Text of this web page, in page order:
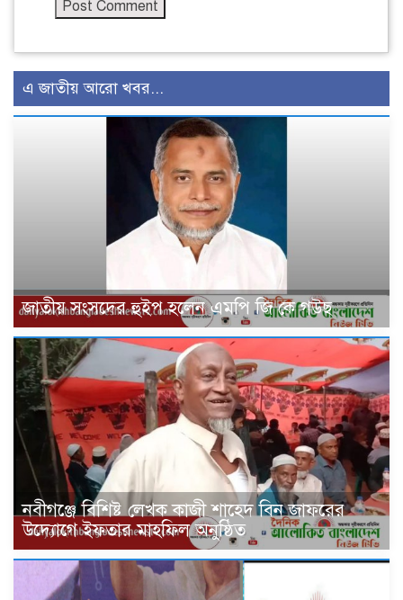
এ জাতীয় আরো খবর...
জাতীয় সংসদের হুইপ হলেন এমপি জি কে গউছ
নবীগঞ্জে বিশিষ্ট লেখক কাজী শাহেদ বিন জাফরের
উদ্যোগে ইফতার মাহফিল অনুষ্ঠিত